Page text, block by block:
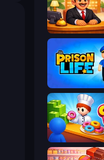
Prison Life
My Cake Shop